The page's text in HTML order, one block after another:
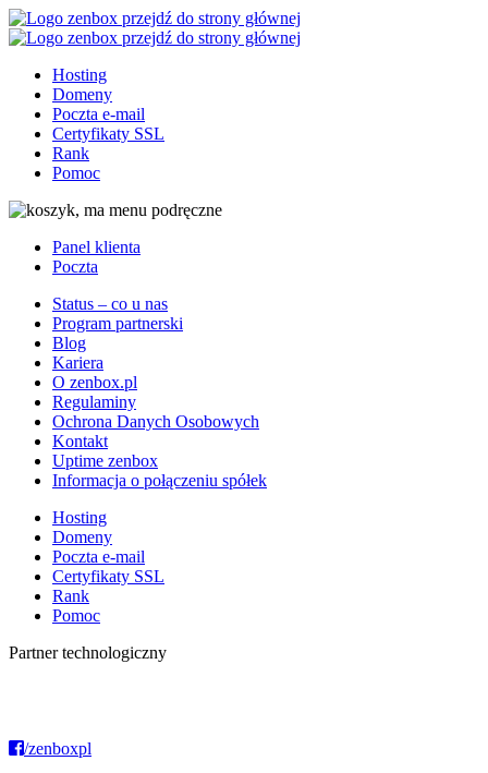
Przejdź
do
treści
Przejdź
do
Hosting
Domeny
Poczta e-mail
Certyfikaty SSL
Rank
Pomoc
Panel klienta
Poczta
Status – co u nas
Program partnerski
Blog
Kariera
O zenbox.pl
Regulaminy
Ochrona Danych Osobowych
Kontakt
Uptime zenbox
Informacja o połączeniu spółek
Hosting
Domeny
Poczta e-mail
Certyfikaty SSL
Rank
Pomoc
Partner technologiczny
/zenboxpl